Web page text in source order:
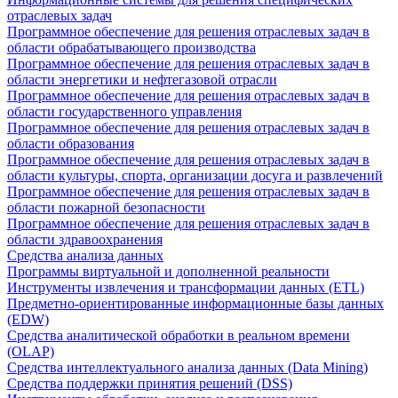
отраслевых задач
Программное обеспечение для решения отраслевых задач в
области обрабатывающего производства
Программное обеспечение для решения отраслевых задач в
области энергетики и нефтегазовой отрасли
Программное обеспечение для решения отраслевых задач в
области государственного управления
Программное обеспечение для решения отраслевых задач в
области образования
Программное обеспечение для решения отраслевых задач в
области культуры, спорта, организации досуга и развлечений
Программное обеспечение для решения отраслевых задач в
области пожарной безопасности
Программное обеспечение для решения отраслевых задач в
области здравоохранения
Средства анализа данных
Программы виртуальной и дополненной реальности
Инструменты извлечения и трансформации данных (ETL)
Предметно-ориентированные информационные базы данных
(EDW)
Средства аналитической обработки в реальном времени
(OLAP)
Средства интеллектуального анализа данных (Data Mining)
Средства поддержки принятия решений (DSS)